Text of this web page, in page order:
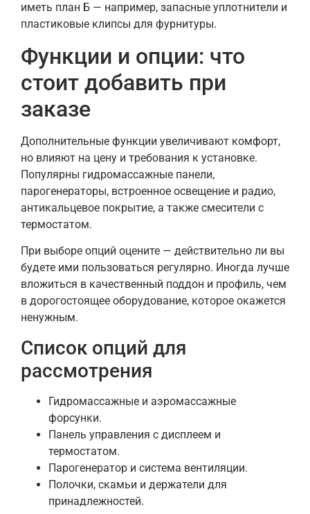
иметь план Б — например, запасные уплотнители и
пластиковые клипсы для фурнитуры.
Функции и опции: что
стоит добавить при
заказе
Дополнительные функции увеличивают комфорт,
но влияют на цену и требования к установке.
Популярны гидромассажные панели,
парогенераторы, встроенное освещение и радио,
антикальцевое покрытие, а также смесители с
термостатом.
При выборе опций оцените — действительно ли вы
будете ими пользоваться регулярно. Иногда лучше
вложиться в качественный поддон и профиль, чем
в дорогостоящее оборудование, которое окажется
ненужным.
Список опций для
рассмотрения
Гидромассажные и аэромассажные
форсунки.
Панель управления с дисплеем и
термостатом.
Парогенератор и система вентиляции.
Полочки, скамьи и держатели для
принадлежностей.